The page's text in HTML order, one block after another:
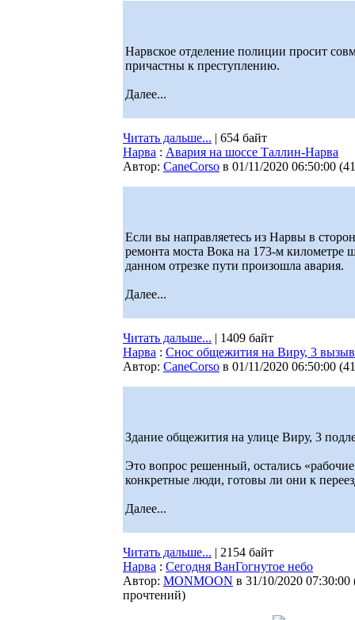
Нарвское отделение полиции просит
причастны к преступлению.
Далее...
Читать дальше... | 654 байт
Нарва : Авария на шоссе Таллин-Нарва
Автор: CaneCorso в 01/11/2020 06:50:00 (
Если вы направляетесь из Нарвы в
ремонта моста Вока на 173-м километре
данном отрезке пути произошла авария.
Далее...
Читать дальше... | 1409 байт
Нарва : Снос общежития на Виру, 3
Автор: CaneCorso в 01/11/2020 06:50:00 (
Здание общежития на улице Виру, 3
Это вопрос решенный, остались
конкретные люди, готовы ли они к
Далее...
Читать дальше... | 2154 байт
Нарва : Сегодня ВанГогнутое небо
Автор: MONMOON в 31/10/2020 07:30:00
прочтений)